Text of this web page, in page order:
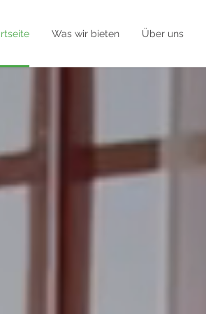
Was wir bieten Über uns